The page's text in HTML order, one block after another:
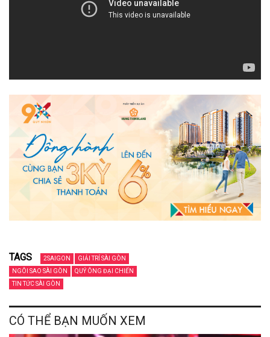
TAGS 2SAIGON
GIẢI TRÍ SÀI GÒN
NGÔI SAO SÀI GÒN
QUÝ ÔNG ĐẠI CHIẾN
TIN TỨC SÀI GÒN
CÓ THỂ BẠN MUỐN XEM